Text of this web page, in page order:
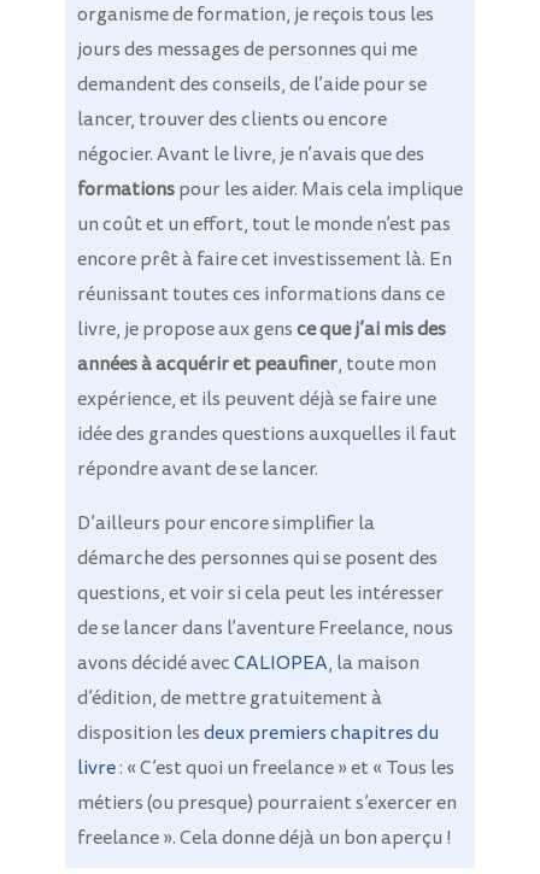
organisme de formation, je reçois tous les
jours des messages de personnes qui me
demandent des conseils, de l’aide pour se
lancer, trouver des clients ou encore
négocier. Avant le livre, je n’avais que des
formationspour les aider. Mais cela implique
un coût et un effort, tout le monde n’est pas
encore prêt à faire cet investissement là. En
réunissant toutes ces informations dans ce
livre, je propose aux gensce que j’ai mis des
années à acquérir et peaufiner, toute mon
expérience, et ils peuvent déjà se faire une
idée des grandes questions auxquelles il faut
répondre avant de se lancer.
D’ailleurs pour encore simplifier la
démarche des personnes qui se posent des
questions, et voir si cela peut les intéresser
de se lancer dans l’aventure Freelance, nous
avons décidé avecCALIOPEA, la maison
d’édition, de mettre gratuitement à
disposition lesdeux premiers chapitres du
livre: « C’est quoi un freelance » et « Tous les
métiers (ou presque) pourraient s’exercer en
freelance ». Cela donne déjà un bon aperçu !